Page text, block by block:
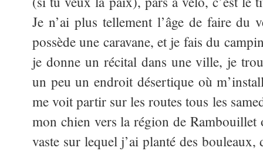
Je n’ai plus tellement l’âge de faire du
possède une caravane, et je fais du
je donne un récital dans une ville, je
un peu un endroit désertique où
me voit partir sur les routes tous les
mon chien vers la région de Rambouillet
vaste sur lequel j’ai planté des